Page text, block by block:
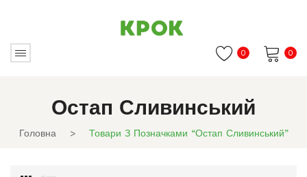
0
0
Остап Сливинський
Головна > Товари З Позначками “Остап Сливинський”